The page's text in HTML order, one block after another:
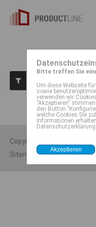
Zurzeit sind keine
Copyright 2026 @ zav-
Sitemap
|
Bitte treffen Sie
Um diese Webseite
sowie
verwenden wir
"Akzeptieren"
den Button
welche Cookies Sie
Informationen
Datenschutzerklärung.